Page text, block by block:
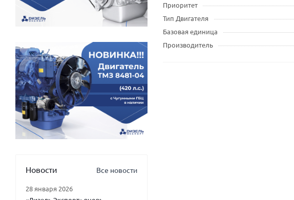
Приоритет
Тип Двигателя
Базовая единица
Производитель
Новости Все новости
28 января 2026